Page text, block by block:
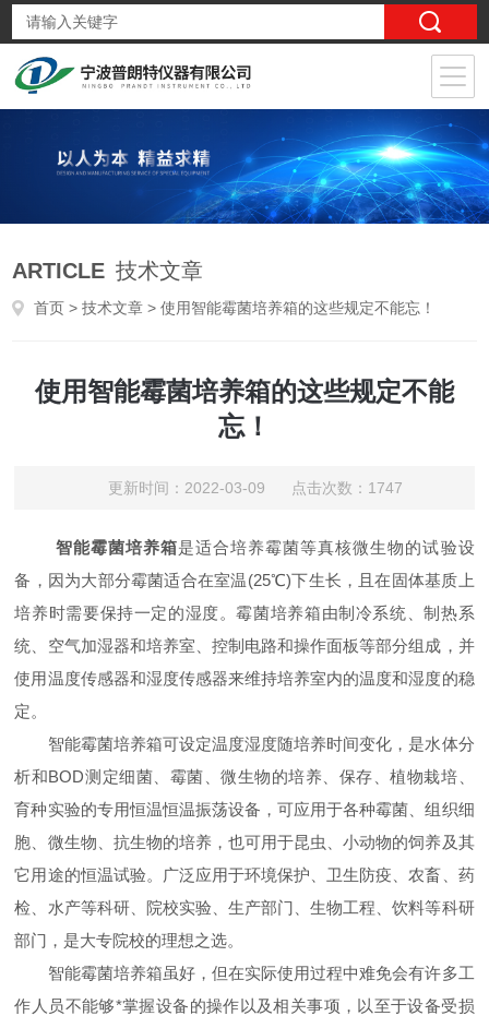
ARTICLE 技术文章
首页 >技术文章 > 使用智能霉菌培养箱的这些规定不能忘！
使用智能霉菌培养箱的这些规定不能
忘！
更新时间：2022-03-09 点击次数：1747
智能霉菌培养箱是适合培养霉菌等真核微生物的试验设
备，因为大部分霉菌适合在室温(25℃)下生长，且在固体基质上
培养时需要保持一定的湿度。霉菌培养箱由制冷系统、制热系
统、空气加湿器和培养室、控制电路和操作面板等部分组成，并
使用温度传感器和湿度传感器来维持培养室内的温度和湿度的稳
定。
智能霉菌培养箱可设定温度湿度随培养时间变化，是水体分
析和BOD测定细菌、霉菌、微生物的培养、保存、植物栽培、
育种实验的专用恒温恒温振荡设备，可应用于各种霉菌、组织细
胞、微生物、抗生物的培养，也可用于昆虫、小动物的饲养及其
它用途的恒温试验。广泛应用于环境保护、卫生防疫、农畜、药
检、水产等科研、院校实验、生产部门、生物工程、饮料等科研
部门，是大专院校的理想之选。
智能霉菌培养箱虽好，但在实际使用过程中难免会有许多工
作人员不能够*掌握设备的操作以及相关事项，以至于设备受损